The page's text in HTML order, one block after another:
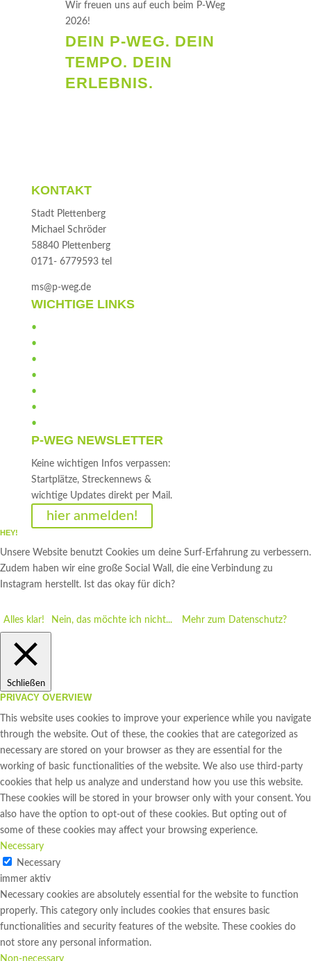
Wir freuen uns auf euch beim P-Weg
2026!
DEIN P-WEG. DEIN
TEMPO. DEIN
ERLEBNIS.
KONTAKT
Stadt Plettenberg
Michael Schröder
58840 Plettenberg
0171- 6779593 tel
ms@p-weg.de
WICHTIGE LINKS
•
•
•
•
•
•
•
P-WEG NEWSLETTER
Keine wichtigen Infos verpassen:
Startplätze, Streckennews &
wichtige Updates direkt per Mail.
hier anmelden!
HEY!
Unsere Website benutzt Cookies um deine Surf-Erfahrung zu verbessern.
Zudem haben wir eine große Social Wall, die eine Verbindung zu
Instagram herstellt. Ist das okay für dich?
Alles klar! Nein, das möchte ich nicht... Mehr zum Datenschutz?
Schließen
PRIVACY OVERVIEW
This website uses cookies to improve your experience while you navigate
through the website. Out of these, the cookies that are categorized as
necessary are stored on your browser as they are essential for the
working of basic functionalities of the website. We also use third-party
cookies that help us analyze and understand how you use this website.
These cookies will be stored in your browser only with your consent. You
also have the option to opt-out of these cookies. But opting out of
some of these cookies may affect your browsing experience.
Necessary
Necessary
immer aktiv
Necessary cookies are absolutely essential for the website to function
properly. This category only includes cookies that ensures basic
functionalities and security features of the website. These cookies do
not store any personal information.
Non-necessary